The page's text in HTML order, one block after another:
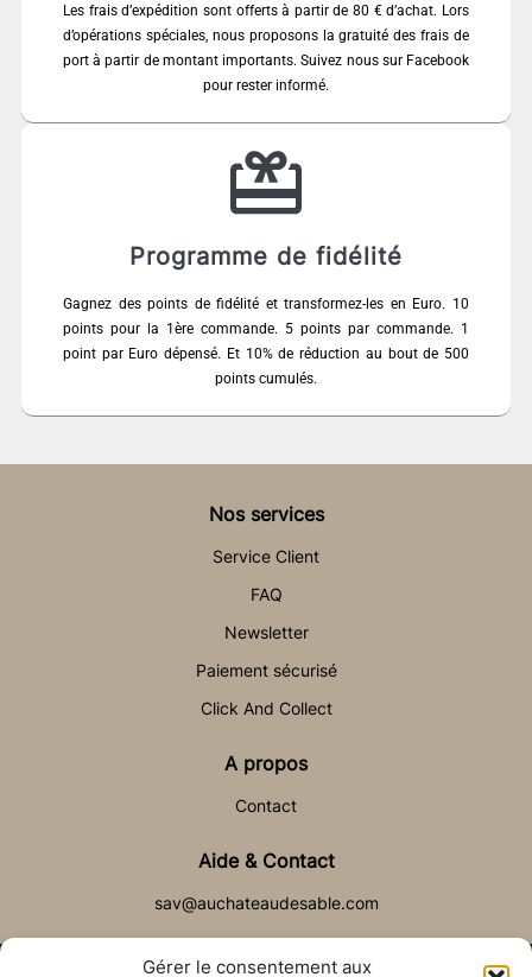
Gérer le consentement aux
Les frais d’expédition sont offerts à partir de 80 € d’achat. Lors
d’opérations spéciales, nous proposons la gratuité des frais de
port à partir de montant importants. Suivez nous sur Facebook
pour rester informé.
Programme de fidélité
Gagnez des points de fidélité et transformez-les en Euro. 10
points pour la 1ère commande. 5 points par commande. 1
point par Euro dépensé. Et 10% de réduction au bout de 500
points cumulés.
Nos services
Service Client
FAQ
Newsletter
Paiement sécurisé
Click And Collect
A propos
Contact
Aide & Contact
sav@auchateaudesable.com